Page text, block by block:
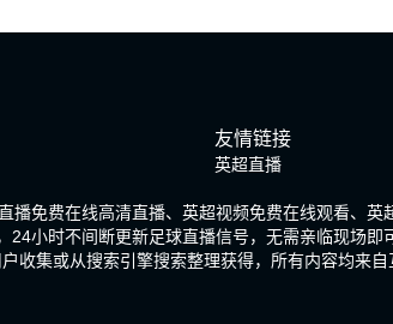
友情链接
英超直播
播免费在线高清直播、英超视频免费在线观看、
24小时不间断更新足球直播信号，无需亲临现场
收集或从搜索引擎搜索整理获得，所有内容均来